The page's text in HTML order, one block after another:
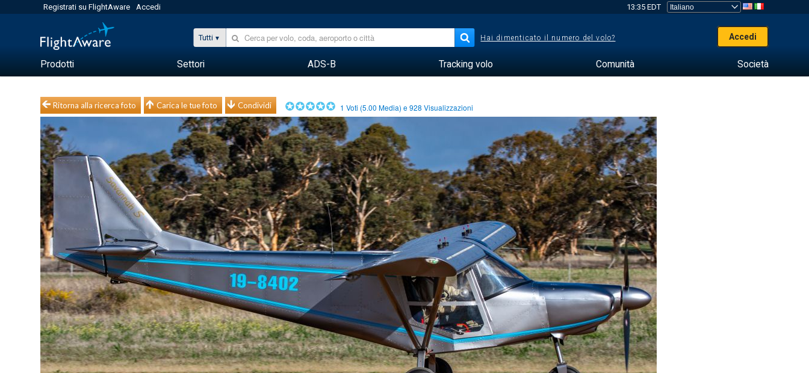
Registrati su FlightAware Accedi 13:35 EDT
Tutti Hai dimenticato il numero del volo? Accedi
Prodotti Settori ADS-B Tracking volo Comunità Società
Ritorna alla ricerca foto Carica le tue foto Condividi 1 Voti (5.00 Media) e928 Visualizzazioni